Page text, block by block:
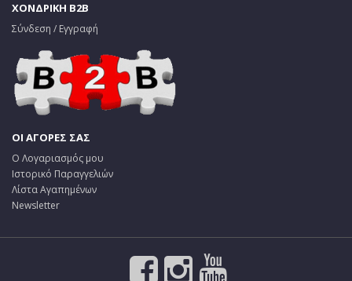
ΧΟΝΔΡΙΚΗ B2B
Σύνδεση / Εγγραφή
ΟΙ ΑΓΟΡΕΣ ΣΑΣ
Ο Λογαριασμός μου
Ιστορικό Παραγγελιών
Λίστα Αγαπημένων
Newsletter